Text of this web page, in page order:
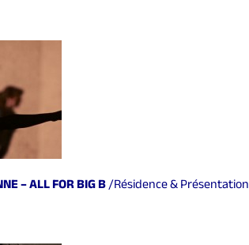
– ALL FOR BIG B /Résidence & Présentation